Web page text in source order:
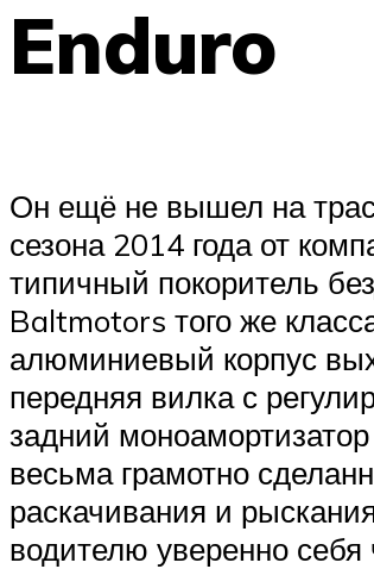
Enduro
Он ещё не вышел на
сезона 2014 года от
типичный покоритель
Baltmotors того же
алюминиевый корпус
передняя вилка с
задний
весьма грамотно
раскачивания и
водителю уверенно